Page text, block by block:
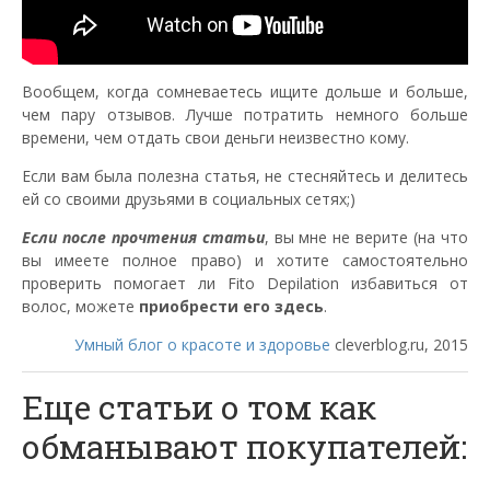
Вообщем, когда сомневаетесь ищите дольше и больше,
чем пару отзывов. Лучше потратить немного больше
времени, чем отдать свои деньги неизвестно кому.
Если вам была полезна статья, не стесняйтесь и делитесь
ей со своими друзьями в социальных сетях;)
Если после прочтения статьи, вы мне не верите (на что
вы имеете полное право) и хотите самостоятельно
проверить помогает ли Fito Depilation избавиться от
волос, можете приобрести его здесь.
Умный блог о красоте и здоровье cleverblog.ru, 2015
Еще статьи о том как
обманывают покупателей: